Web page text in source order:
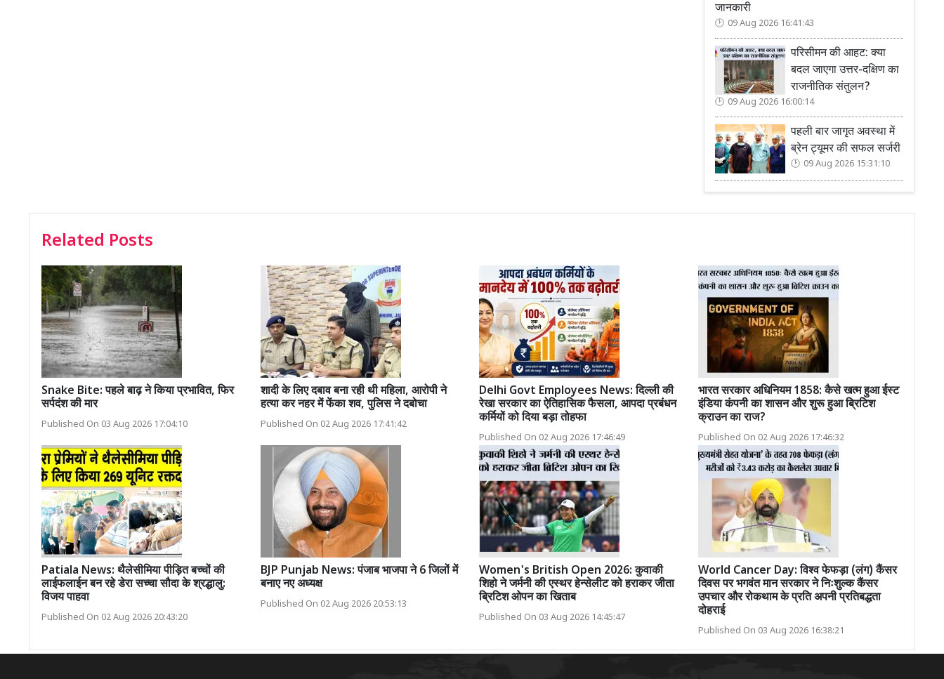
जानकारी
09 Aug 2026 16:41:43
परिसीमन की आहट: क्या
बदल जाएगा उत्तर-दक्षिण का
राजनीतिक संतुलन?
09 Aug 2026 16:00:14
पहली बार जागृत अवस्था में
ब्रेन ट्यूमर की सफल सर्जरी
09 Aug 2026 15:31:10
Related Posts
Snake Bite: पहले बाढ़ ने किया प्रभावित, फिर
सर्पदंश की मार
Published On 03 Aug 2026 17:04:10
शादी के लिए दबाव बना रही थी महिला, आरोपी ने
हत्या कर नहर में फेंका शव, पुलिस ने दबोचा
Published On 02 Aug 2026 17:41:42
Delhi Govt Employees News: दिल्ली की
रेखा सरकार का ऐतिहासिक फैसला, आपदा प्रबंधन
कर्मियों को दिया बड़ा तोहफा
Published On 02 Aug 2026 17:46:49
भारत सरकार अधिनियम 1858: कैसे खत्म हुआ ईस्ट
इंडिया कंपनी का शासन और शुरू हुआ ब्रिटिश
क्राउन का राज?
Published On 02 Aug 2026 17:46:32
Patiala News: थैलेसीमिया पीड़ित बच्चों की
लाईफलाईन बन रहे डेरा सच्चा सौदा के श्रद्धालु:
विजय पाहवा
Published On 02 Aug 2026 20:43:20
BJP Punjab News: पंजाब भाजपा ने 6 जिलों में
बनाए नए अध्यक्ष
Published On 02 Aug 2026 20:53:13
Women's British Open 2026: कुवाकी
शिहो ने जर्मनी की एस्थर हेन्सेलीट को हराकर जीता
ब्रिटिश ओपन का खिताब
Published On 03 Aug 2026 14:45:47
World Cancer Day: विश्व फेफड़ा (लंग) कैंसर
दिवस पर भगवंत मान सरकार ने निःशुल्क कैंसर
उपचार और रोकथाम के प्रति अपनी प्रतिबद्धता
दोहराई
Published On 03 Aug 2026 16:38:21